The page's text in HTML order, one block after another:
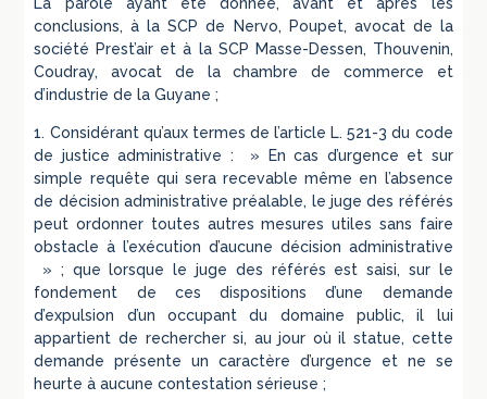
conclusions, à la SCP de Nervo, Poupet, avocat de la
société Prest’air et à la SCP Masse-Dessen, Thouvenin,
Coudray, avocat de la chambre de commerce et
d’industrie de la Guyane ;
1. Considérant qu’aux termes de l’article L. 521-3 du code
de justice administrative : » En cas d’urgence et sur
simple requête qui sera recevable même en l’absence
de décision administrative préalable, le juge des référés
peut ordonner toutes autres mesures utiles sans faire
obstacle à l’exécution d’aucune décision administrative
» ; que lorsque le juge des référés est saisi, sur le
fondement de ces dispositions d’une demande
d’expulsion d’un occupant du domaine public, il lui
appartient de rechercher si, au jour où il statue, cette
demande présente un caractère d’urgence et ne se
heurte à aucune contestation sérieuse ;